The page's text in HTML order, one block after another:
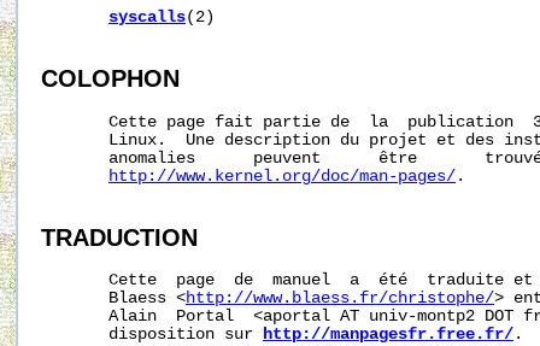
syscalls(2)
COLOPHON
Cette page fait partie de  la  publication
Linux.  Une description du projet et des
anomalies      peuvent      être
http://www.kernel.org/doc/man-pages/ .
TRADUCTION
Cette  page  de  manuel  a  été  traduite
       Blaess <
http://www.blaess.fr/christophe/>
Alain  Portal  <aportal AT univ-montp2 DOT
       disposition sur
http://manpagesfr.free.fr/ .